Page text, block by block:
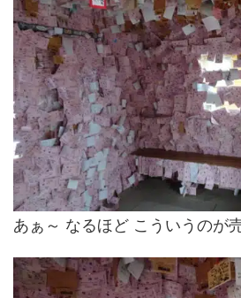
あぁ～ なるほど こういうのが